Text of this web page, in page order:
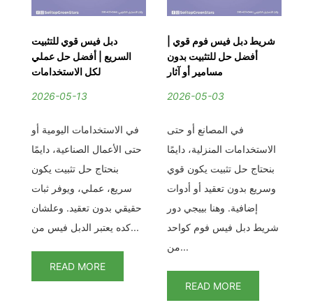
دبل فيس قوي للتثبيت
السريع | أفضل حل عملي
لكل الاستخدامات
2026-05-13
في الاستخدامات اليومية أو
حتى الأعمال الصناعية، دايمًا
بنحتاج حل تثبيت يكون
سريع، عملي، ويوفر ثبات
حقيقي بدون تعقيد. وعلشان
كده يعتبر الدبل فيس من...
READ MORE
شريط دبل فيس فوم قوي |
أفضل حل للتثبيت بدون
مسامير أو آثار
2026-05-03
في المصانع أو حتى
الاستخدامات المنزلية، دايمًا
بنحتاج حل تثبيت يكون قوي
وسريع بدون تعقيد أو أدوات
إضافية. وهنا بييجي دور
شريط دبل فيس فوم كواحد
من...
READ MORE